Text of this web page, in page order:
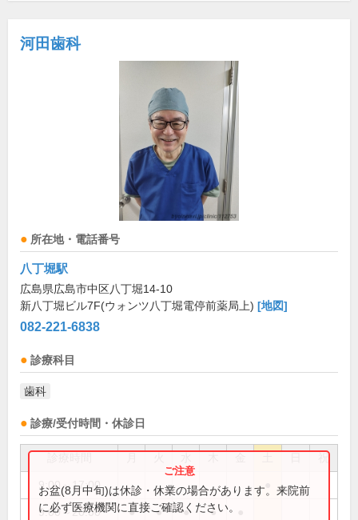
河田歯科
所在地・電話番号
八丁堀駅
広島県広島市中区八丁堀14-10
新八丁堀ビル7F(ウォンツ八丁堀電停前薬局上) [地図]
082-221-6838
診療科目
歯科
診療/受付時間・休診日
祝
9:00～17:00
9:00～20:00 ● ● ● ●
お盆(8月中旬)は休診・休業の場合があります。来院前
に必ず医療機関に直接ご確認ください。